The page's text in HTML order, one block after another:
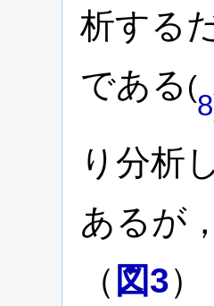
析する
である (
り分析
あるが
（ 図3